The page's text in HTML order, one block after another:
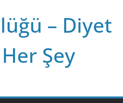
– Diyet
Şey